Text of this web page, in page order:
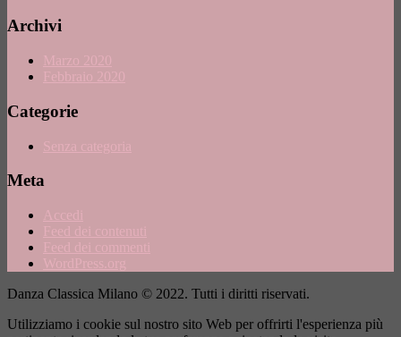
Archivi
Marzo 2020
Febbraio 2020
Categorie
Senza categoria
Meta
Accedi
Feed dei contenuti
Feed dei commenti
WordPress.org
Danza Classica Milano © 2022. Tutti i diritti riservati.
Utilizziamo i cookie sul nostro sito Web per offrirti l'esperienza più